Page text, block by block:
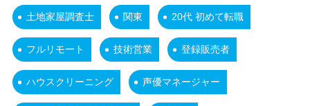
土地家屋調査士 関東 20代 初めて転職
フルリモート 技術営業 登録販売者
ハウスクリーニング 声優マネージャー